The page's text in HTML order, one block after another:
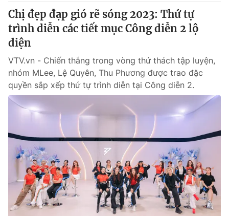
Chị đẹp đạp gió rẽ sóng 2023: Thứ tự
trình diễn các tiết mục Công diễn 2 lộ
diện
VTV.vn - Chiến thắng trong vòng thử thách tập luyện,
nhóm MLee, Lệ Quyên, Thu Phương được trao đặc
quyền sắp xếp thứ tự trình diễn tại Công diễn 2.